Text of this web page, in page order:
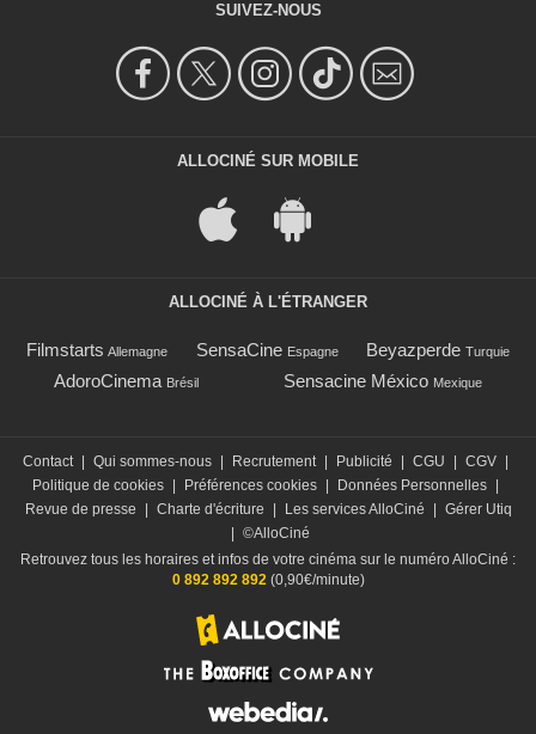
SUIVEZ-NOUS
ALLOCINÉ SUR MOBILE
ALLOCINÉ À L'ÉTRANGER
Filmstarts Allemagne SensaCine Espagne Beyazperde Turquie
AdoroCinema Brésil Sensacine México Mexique
Contact Qui sommes-nous Recrutement Publicité CGU CGV
Politique de cookies
Préférences cookies Données Personnelles
Revue de presse
Charte d'écriture Les services AlloCiné
Gérer Utiq
©AlloCiné
Retrouvez tous les horaires et infos de votre cinéma sur le numéro AlloCiné :
0 892 892 892(0,90€/minute)